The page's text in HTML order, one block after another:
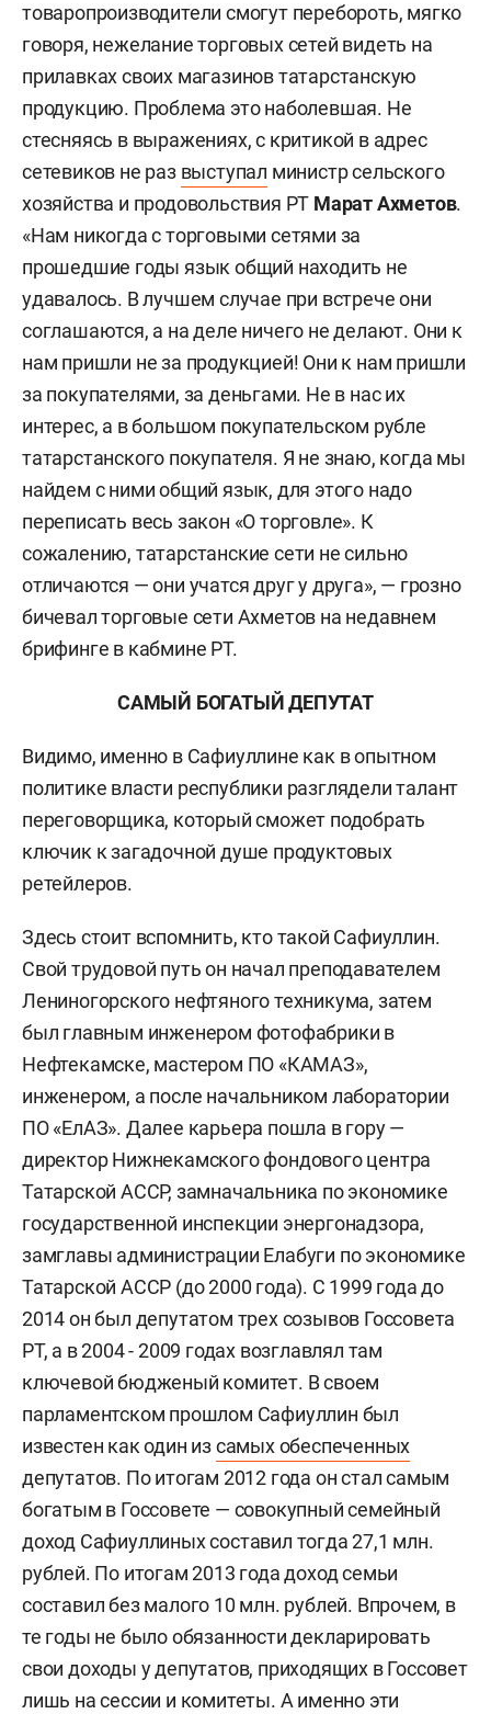
товаропроизводители смогут перебороть, мягко
говоря, нежелание торговых сетей видеть на
прилавках своих магазинов татарстанскую
продукцию. Проблема это наболевшая. Не
стесняясь в выражениях, с критикой в адрес
сетевиков не раз выступал министр сельского
хозяйства и продовольствия РТ Марат Ахметов.
«Нам никогда с торговыми сетями за
прошедшие годы язык общий находить не
удавалось. В лучшем случае при встрече они
соглашаются, а на деле ничего не делают. Они к
нам пришли не за продукцией! Они к нам пришли
за покупателями, за деньгами. Не в нас их
интерес, а в большом покупательском рубле
татарстанского покупателя. Я не знаю, когда мы
найдем с ними общий язык, для этого надо
переписать весь закон «О торговле». К
сожалению, татарстанские сети не сильно
отличаются — они учатся друг у друга», — грозно
бичевал торговые сети Ахметов на недавнем
брифинге в кабмине РТ.
САМЫЙ БОГАТЫЙ ДЕПУТАТ
Видимо, именно в Сафиуллине как в опытном
политике власти республики разглядели талант
переговорщика, который сможет подобрать
ключик к загадочной душе продуктовых
ретейлеров.
Здесь стоит вспомнить, кто такой Сафиуллин.
Свой трудовой путь он начал преподавателем
Лениногорского нефтяного техникума, затем
был главным инженером фотофабрики в
Нефтекамске, мастером ПО «КАМАЗ»,
инженером, а после начальником лаборатории
ПО «ЕлАЗ». Далее карьера пошла в гору —
директор Нижнекамского фондового центра
Татарской АССР, замначальника по экономике
государственной инспекции энергонадзора,
замглавы администрации Елабуги по экономике
Татарской АССР (до 2000 года). С 1999 года до
2014 он был депутатом трех созывов Госсовета
РТ, а в 2004 - 2009 годах возглавлял там
ключевой бюдженый комитет. В своем
парламентском прошлом Сафиуллин был
известен как один изсамых обеспеченных
депутатов. По итогам 2012 года он стал самым
богатым в Госсовете — совокупный семейный
доход Сафиуллиных составил тогда 27,1 млн.
рублей. По итогам 2013 года доход семьи
составил без малого 10 млн. рублей. Впрочем, в
те годы не было обязанности декларировать
свои доходы у депутатов, приходящих в Госсовет
лишь на сессии и комитеты. А именно эти